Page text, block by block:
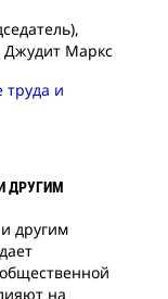
Маркс
труда и
ДРУГИМ
другим
на